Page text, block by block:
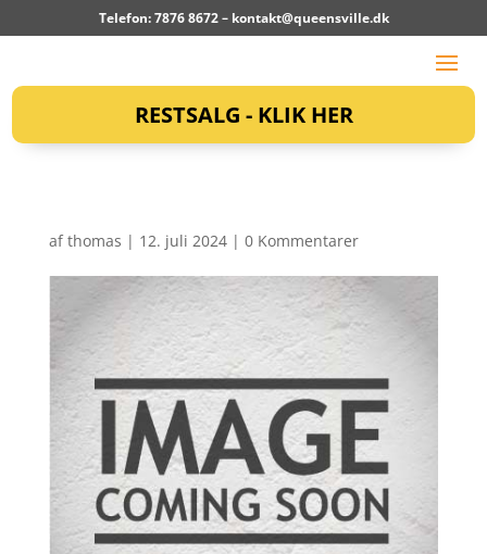
Telefon: 7876 8672 – kontakt@queensville.dk
RESTSALG - KLIK HER
afthomas | 12. juli 2024| 0 Kommentarer